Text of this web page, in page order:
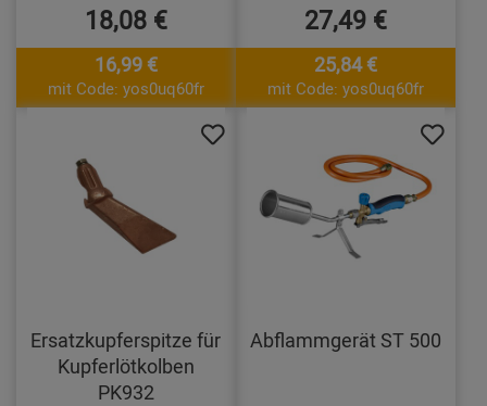
18,08 €
16,99 €
mit Code: yos0uq60fr
27,49 €
25,84 €
mit Code: yos0uq60fr
Ersatzkupferspitze für
Kupferlötkolben
PK932
Abflammgerät ST 500